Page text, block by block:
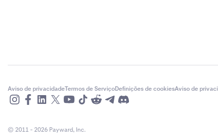
Aviso de privacidadeTermos de ServiçoDefinições de cookiesAviso de
© 2011 - 2026 Payward, Inc.